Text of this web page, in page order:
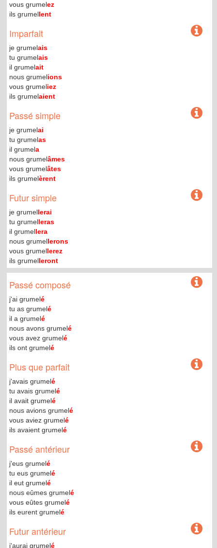
vous grumelez
ils grumellent
Imparfait
je grumelais
tu grumelais
il grumelait
nous grumelions
vous grumeliez
ils grumelaient
Passé simple
je grumelai
tu grumelas
il grumela
nous grumelâmes
vous grumelâtes
ils grumelèrent
Futur simple
je grumellerai
tu grumelleras
il grumellera
nous grumellerons
vous grumellerez
ils grumelleront
Passé composé
j'ai grumelé
tu as grumelé
il a grumelé
nous avons grumelé
vous avez grumelé
ils ont grumelé
Plus que parfait
j'avais grumelé
tu avais grumelé
il avait grumelé
nous avions grumelé
vous aviez grumelé
ils avaient grumelé
Passé antérieur
j'eus grumelé
tu eus grumelé
il eut grumelé
nous eûmes grumelé
vous eûtes grumelé
ils eurent grumelé
Futur antérieur
j'aurai grumelé